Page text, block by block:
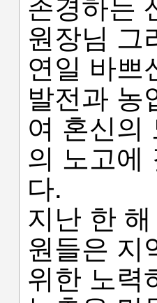
원장님 그
연일 바쁘
발전과 농
여 혼신의
의 노고에
다.
지난 한
원들은 지
위한 노력